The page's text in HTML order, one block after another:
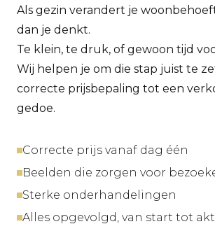
Als gezin verandert je
dan je denkt.
Te klein, te druk, of gewoon tijd
Wij helpen je om die stap juist te
correcte prijsbepaling tot een
gedoe.
Correcte prijs vanaf dag één
Beelden die zorgen voor
Sterke onderhandelingen
Alles opgevolgd, van start tot